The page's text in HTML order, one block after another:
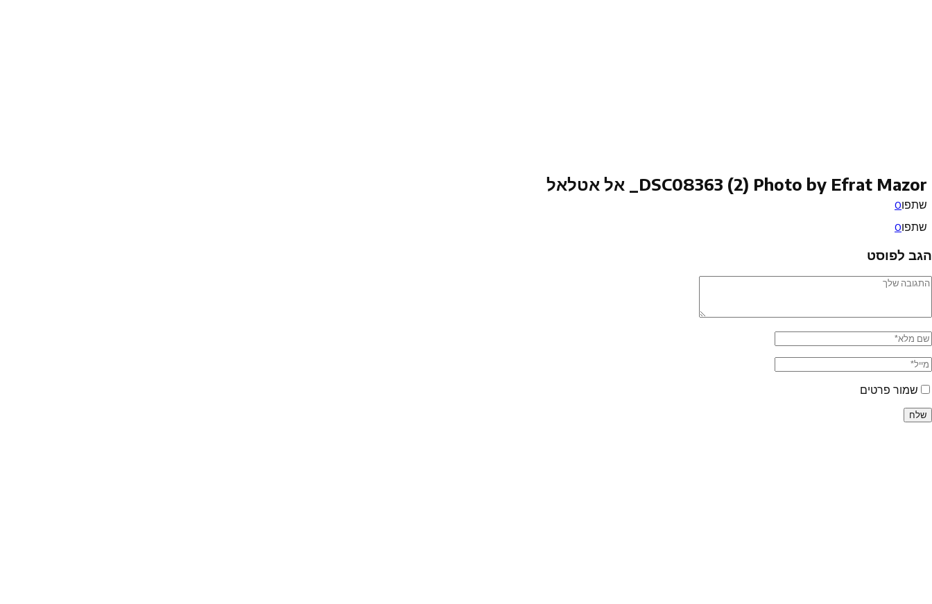
DSC08363 (2) Photo by Efrat Mazor_ אל אטלאל
שתפו0
שתפו0
הגב לפוסט
שמור פרטים